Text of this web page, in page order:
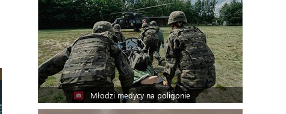
Młodzi medycy na poligonie